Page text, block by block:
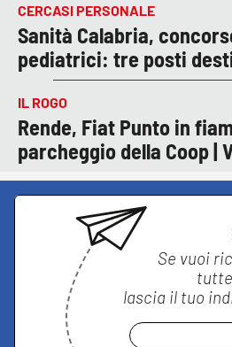
CERCASI PERSONALE
Sanità Calabria,
pediatrici: tre posti
IL ROGO
Rende, Fiat Punto in
parcheggio della Coop |
Se vuoi
lascia il tuo